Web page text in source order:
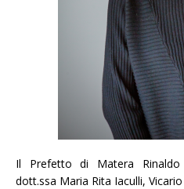
Il Prefetto di Matera
dott.ssa Maria Rita Iaculli,